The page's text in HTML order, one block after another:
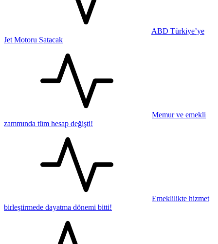
ABD Türkiye’ye
Jet Motoru Satacak
Memur ve emekli
zammında tüm hesap değişti!
Emeklilikte hizmet
birleştirmede dayatma dönemi bitti!